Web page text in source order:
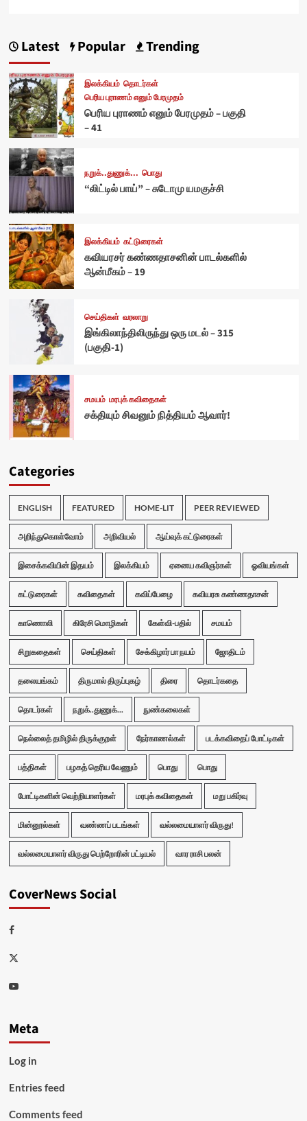
Latest Popular Trending
இலக்கியம் தொடர்கள்
பெரிய புராணம் எனும் பேரமுதம்
பெரிய புராணம் எனும் பேரமுதம் – பகுதி
– 41
நறுக்..துணுக்... பொது
“லிட்டில் பாய்” – சுடோமு யமகுச்சி
இலக்கியம் கட்டுரைகள்
கவியரசர் கண்ணதாசனின் பாடல்களில்
ஆன்மீகம் – 19
செய்திகள் வரலாறு
இங்கிலாந்திலிருந்து ஒரு மடல் – 315
(பகுதி-1)
சமயம் மரபுக் கவிதைகள்
சக்தியும் சிவனும் நித்தியம் ஆவார்!
Categories
ENGLISH FEATURED HOME-LIT PEER REVIEWED
அறிந்துகொள்வோம் அறிவியல் ஆய்வுக் கட்டுரைகள்
இசைக்கவியின் இதயம் இலக்கியம் ஏனைய கவிஞர்கள் ஓவியங்கள்
கட்டுரைகள் கவிதைகள் கவிப்பேழை கவியரசு கண்ணதாசன்
காணொலி கிரேசி மொழிகள் கேள்வி-பதில் சமயம்
சிறுகதைகள் செய்திகள் சேக்கிழார் பா நயம் ஜோதிடம்
தலையங்கம் திருமால் திருப்புகழ் திரை தொடர்கதை
தொடர்கள் நறுக்..துணுக்... நுண்கலைகள்
நெல்லைத் தமிழில் திருக்குறள் நேர்காணல்கள் படக்கவிதைப் போட்டிகள்
பத்திகள் பழகத் தெரிய வேணும் பொது பொது
போட்டிகளின் வெற்றியாளர்கள் மரபுக் கவிதைகள் மறு பகிர்வு
மின்னூல்கள் வண்ணப் படங்கள் வல்லமையாளர் விருது!
வல்லமையாளர் விருது பெற்றோரின் பட்டியல் வார ராசி பலன்
CoverNews Social
Facebook
Twitter
Youtube
Meta
Log in
Entries feed
Comments feed